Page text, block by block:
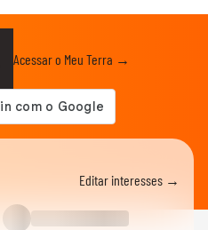
Acessar o Meu Terra →
Editar interesses →